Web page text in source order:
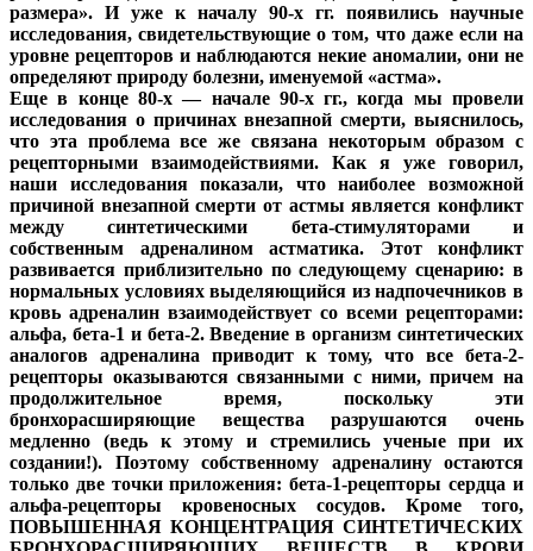
размера». И уже к началу 90-х гг. появились научные
исследования, свидетельствующие о том, что даже если на
уровне рецепторов и наблюдаются некие аномалии, они не
определяют природу болезни, именуемой «астма».
Еще в конце 80-х — начале 90-х гг., когда мы провели
исследования о причинах внезапной смерти, выяснилось,
что эта проблема все же связана некоторым образом с
рецепторными взаимодействиями. Как я уже говорил,
наши исследования показали, что наиболее возможной
причиной внезапной смерти от астмы является конфликт
между синтетическими бета-стимуляторами и
собственным адреналином астматика. Этот конфликт
развивается приблизительно по следующему сценарию: в
нормальных условиях выделяющийся из надпочечников в
кровь адреналин взаимодействует со всеми рецепторами:
альфа, бета-1 и бета-2. Введение в организм синтетических
аналогов адреналина приводит к тому, что все бета-2-
рецепторы оказываются связанными с ними, причем на
продолжительное время, поскольку эти
бронхорасширяющие вещества разрушаются очень
медленно (ведь к этому и стремились ученые при их
создании!). Поэтому собственному адреналину остаются
только две точки приложения: бета-1-рецепторы сердца и
альфа-рецепторы кровеносных сосудов. Кроме того,
ПОВЫШЕННАЯ КОНЦЕНТРАЦИЯ СИНТЕТИЧЕСКИХ